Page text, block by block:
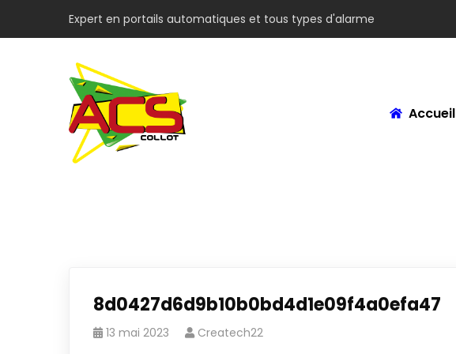
Expert en portails automatiques et tous types d'alarme
Accueil
8d0427d6d9b10b0bd4d1e09f4a0efa47
13 mai 2023 Createch22